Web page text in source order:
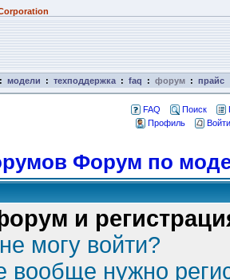
: модели : техподдержка : faq : форум : прайс
FAQ Поиск
Профиль
Форум по
и
могу войти?
вообще нужно